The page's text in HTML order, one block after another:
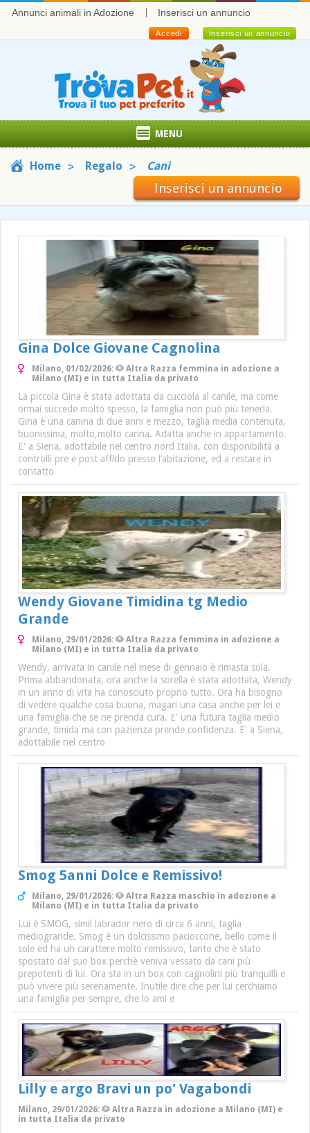
Annunci animali in Adozione Inserisci un annuncio
Inserisci un annuncio
Accedi
MENU
Home Regalo Cani
Inserisci un annuncio
Gina Dolce Giovane Cagnolina
Milano, 01/02/2026: 🐶 Altra Razza femmina in adozione a
Milano (MI) e in tutta Italia da privato
La piccola Gina è stata adottata da cucciola al canile, ma come
ormai succede molto spesso, la famiglia non può più tenerla.
Gina è una canina di due anni e mezzo, taglia media contenuta,
buonissima, molto,molto carina. Adatta anche in appartamento.
E' a Siena, adottabile nel centro nord Italia, con disponibilità a
controlli pre e post affido presso l’abitazione, ed a restare in
contatto
Wendy Giovane Timidina tg Medio
Grande
Milano, 29/01/2026: 🐶 Altra Razza femmina in adozione a
Milano (MI) e in tutta Italia da privato
Wendy, arrivata in canile nel mese di gennaio è rimasta sola.
Prima abbandonata, ora anche la sorella è stata adottata, Wendy
in un anno di vita ha conosciuto proprio tutto. Ora ha bisogno
di vedere qualche cosa buona, magari una casa anche per lei e
una famiglia che se ne prenda cura. E' una futura taglia medio
grande, timida ma con pazienza prende confidenza. E' a Siena,
adottabile nel centro
Smog 5anni Dolce e Remissivo!
Milano, 29/01/2026: 🐶 Altra Razza maschio in adozione a
Milano (MI) e in tutta Italia da privato
Lui è SMOG, simil labrador nero di circa 6 anni, taglia
mediogrande. Smog è un dolcissimo pacioccone, bello come il
sole ed ha un carattere molto remissivo, tanto che è stato
spostato dal suo box perchè veniva vessato da cani più
prepotenti di lui. Ora sta in un box con cagnolini più tranquilli e
può vivere più serenamente. Inutile dire che per lui cerchiamo
una famiglia per sempre, che lo ami e
Lilly e argo Bravi un po' Vagabondi
Milano, 29/01/2026: 🐶 Altra Razza in adozione a Milano (MI) e
in tutta Italia da privato